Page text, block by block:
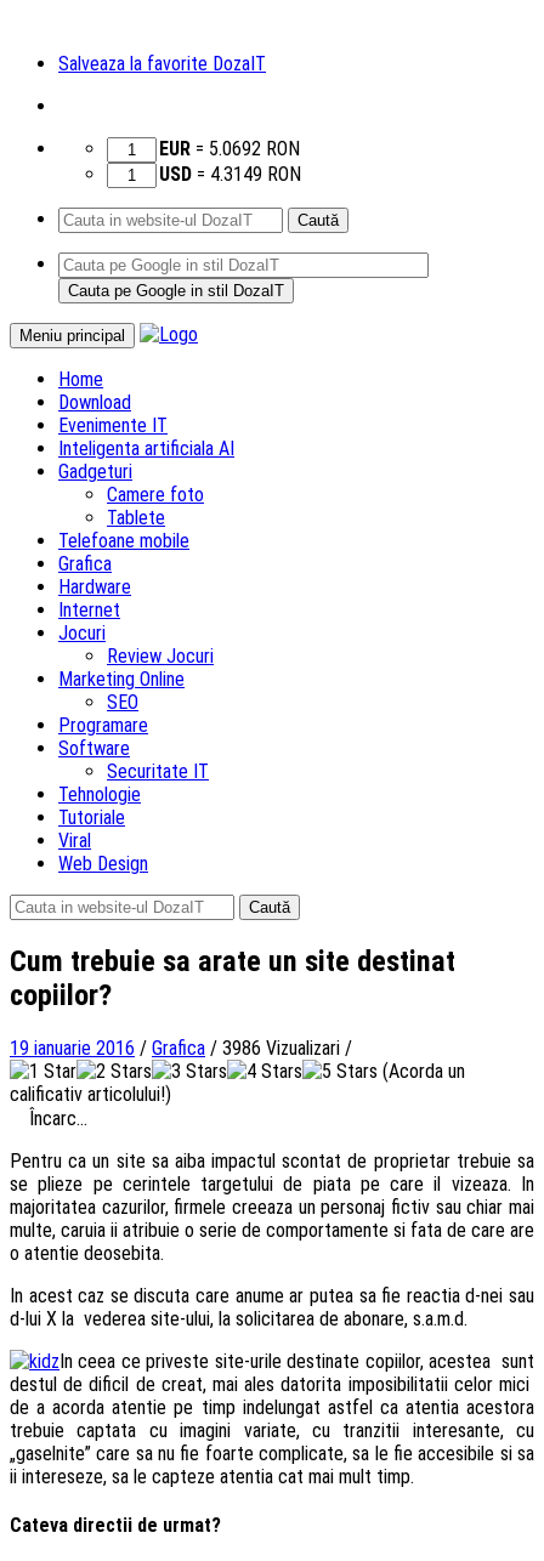
Salveaza la favorite DozaIT
EUR = 5.0692 RON
USD = 4.3149 RON
Caută
după:
Meniu principal
Sari
Home
Download
Evenimente IT
Inteligenta artificiala AI
Gadgeturi
Camere foto
Tablete
Telefoane mobile
Grafica
Hardware
Internet
Jocuri
Review Jocuri
Marketing Online
SEO
Programare
Software
Securitate IT
Tehnologie
Tutoriale
Viral
Web Design
Caută
după:
Cum trebuie sa arate un site destinat
copiilor?
19 ianuarie 2016 / Grafica / 3986 Vizualizari /
(Acorda un
calificativ articolului!)
Încarc...
Pentru ca un site sa aiba impactul scontat de proprietar trebuie sa
se plieze pe cerintele targetului de piata pe care il vizeaza. In
majoritatea cazurilor, firmele creeaza un personaj fictiv sau chiar mai
multe, caruia ii atribuie o serie de comportamente si fata de care are
o atentie deosebita.
In acest caz se discuta care anume ar putea sa fie reactia d-nei sau
d-lui X la vederea site-ului, la solicitarea de abonare, s.a.m.d.
In ceea ce priveste site-urile destinate copiilor, acestea sunt
destul de dificil de creat, mai ales datorita imposibilitatii celor mici
de a acorda atentie pe timp indelungat astfel ca atentia acestora
trebuie captata cu imagini variate, cu tranzitii interesante, cu
„gaselnite” care sa nu fie foarte complicate, sa le fie accesibile si sa
ii intereseze, sa le capteze atentia cat mai mult timp.
Cateva directii de urmat?